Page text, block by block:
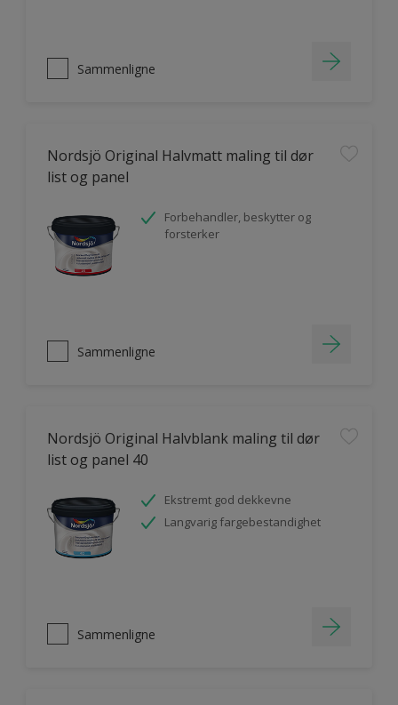
Sammenligne
Nordsjö Original Halvmatt maling til dør
list og panel
Forbehandler, beskytter og
forsterker
Sammenligne
Nordsjö Original Halvblank maling til dør
list og panel 40
Ekstremt god dekkevne
Langvarig fargebestandighet
Sammenligne